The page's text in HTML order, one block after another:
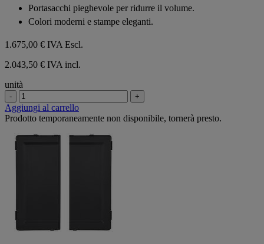
Portasacchi pieghevole per ridurre il volume.
Colori moderni e stampe eleganti.
1.675,00 € IVA Escl.
2.043,50 € IVA incl.
unità
- +
Aggiungi al carrello
Prodotto temporaneamente non disponibile, tornerà presto.